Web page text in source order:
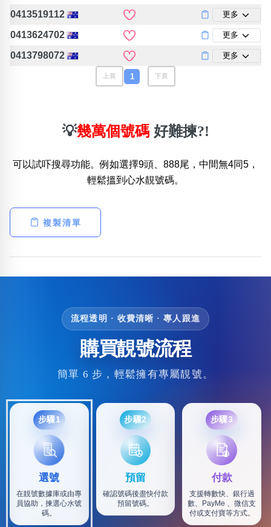
次數分類
生日分類
清除全部分類
搜尋
0413519112 更多
0413624702 更多
0413798072 更多
上頁 1 下頁
💡幾萬個號碼 好難揀?!
可以試吓搜尋功能。例如選擇9頭、888尾，中間無4同5，
輕鬆搵到心水靚號碼。
複製清單
流程透明 · 收費清晰 · 專人跟進
購買靚號流程
簡單 6 步，輕鬆擁有專屬靚號。
步驟1
選號
在靚號數據庫或由專
員協助，揀選心水號
碼。
步驟2
預留
確認號碼後盡快付款
預留號碼。
步驟3
付款
支援轉數快、銀行過
數、PayMe 、微信支
付或支付寶等方式。